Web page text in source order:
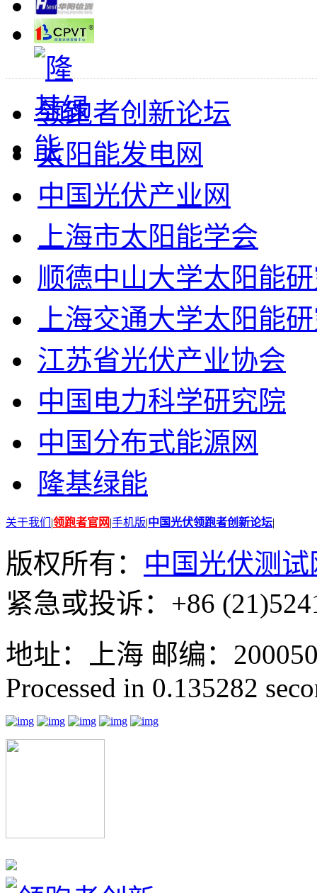
领跑者创新论坛
太阳能发电网
中国光伏产业网
上海市太阳能学会
顺德中山大学太阳能
上海交通大学太阳能
江苏省光伏产业协会
中国电力科学研究院
中国分布式能源网
隆基绿能
关于我们 |领跑者官网|手机版|中国光伏领跑者创新论坛|
版权所有： 中国光伏测试
紧急或投诉：+86
地址：上海 邮编：
Processed in 0.135282